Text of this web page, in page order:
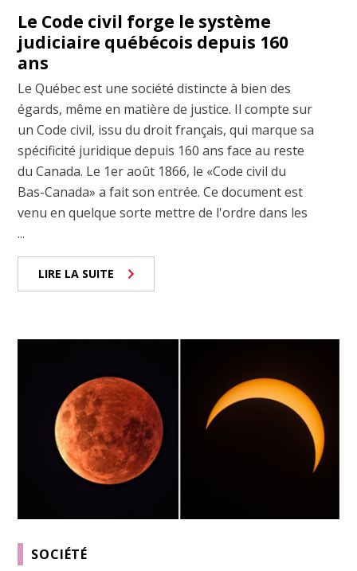
Le Code civil forge le système
judiciaire québécois depuis 160
ans
Le Québec est une société distincte à bien des
égards, même en matière de justice. Il compte sur
un Code civil, issu du droit français, qui marque sa
spécificité juridique depuis 160 ans face au reste
du Canada. Le 1er août 1866, le «Code civil du
Bas-Canada» a fait son entrée. Ce document est
venu en quelque sorte mettre de l'ordre dans les
...
LIRE LA SUITE
SOCIÉTÉ